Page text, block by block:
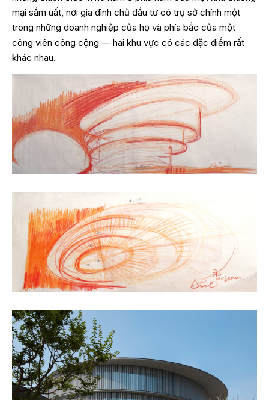
mại sầm uất, nơi gia đình chủ đầu tư có trụ sở chính một
trong những doanh nghiệp của họ và phía bắc của một
công viên công cộng — hai khu vực có các đặc điểm rất
khác nhau.